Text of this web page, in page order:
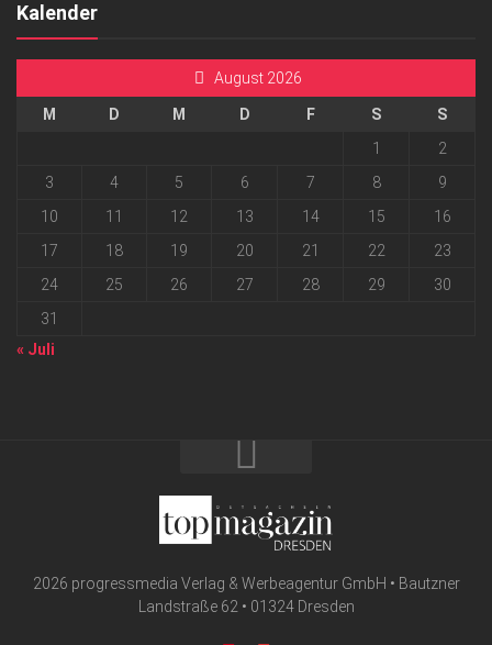
Kalender
August 2026
M D M D F S
S
1
2
3
4 5 6 7 8
9
10
11 12 13 14 15
16
17
18 19 20 21 22
23
24
25 26 27 28 29
30
31
« Juli
2026 progressmedia Verlag & Werbeagentur GmbH • Bautzner
Landstraße 62 • 01324 Dresden